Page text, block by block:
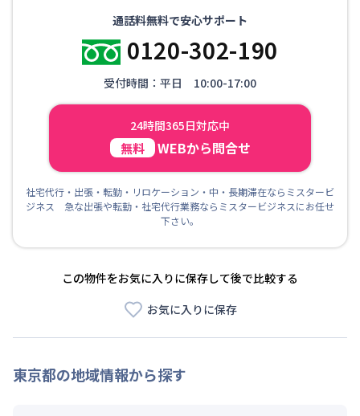
通話料無料で安心サポート
0120-302-190
受付時間：平日 10:00-17:00
24時間365日対応中
無料 WEBから問合せ
社宅代行・出張・転勤・リロケーション・中・長期滞在ならミスタービ
ジネス 急な出張や転勤・社宅代行業務ならミスタービジネスにお任せ
下さい。
この物件をお気に入りに保存して後で比較する
お気に入りに保存
東京都の地域情報から探す